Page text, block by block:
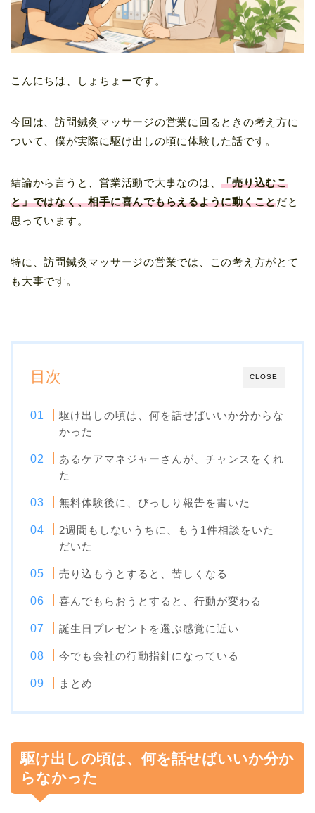
こんにちは、しょちょーです。
今回は、訪問鍼灸マッサージの営業に回るときの考え方に
ついて、僕が実際に駆け出しの頃に体験した話です。
結論から言うと、営業活動で大事なのは、「売り込むこ
と」ではなく、相手に喜んでもらえるように動くことだと
思っています。
特に、訪問鍼灸マッサージの営業では、この考え方がとて
も大事です。
CLOSE
目次
駆け出しの頃は、何を話せばいいか分からな
かった
あるケアマネジャーさんが、チャンスをくれ
た
無料体験後に、びっしり報告を書いた
2週間もしないうちに、もう1件相談をいた
だいた
売り込もうとすると、苦しくなる
喜んでもらおうとすると、行動が変わる
誕生日プレゼントを選ぶ感覚に近い
今でも会社の行動指針になっている
まとめ
駆け出しの頃は、何を話せばいいか分か
らなかった